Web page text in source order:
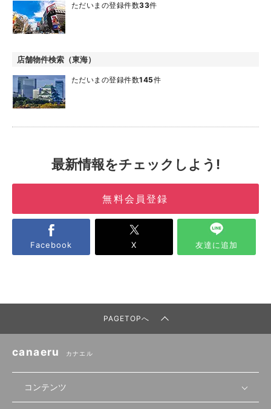
ただいまの登録件数33件
店舗物件検索（東海）
ただいまの登録件数145件
最新情報をチェックしよう!
無料会員登録
Facebook X 友達に追加
PAGETOPへ
canaeru カナエル
コンテンツ